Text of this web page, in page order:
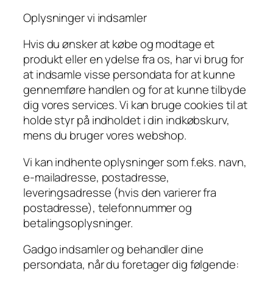
Oplysninger vi indsamler
Hvis du ønsker at købe og modtage et
produkt eller en ydelse fra os, har vi brug for
at indsamle visse persondata for at kunne
gennemføre handlen og for at kunne tilbyde
dig vores services. Vi kan bruge cookies til at
holde styr på indholdet i din indkøbskurv,
mens du bruger vores webshop.
Vi kan indhente oplysninger som f.eks. navn,
e-mailadresse, postadresse,
leveringsadresse (hvis den varierer fra
postadresse), telefonnummer og
betalingsoplysninger.
Gadgo indsamler og behandler dine
persondata, når du foretager dig følgende: